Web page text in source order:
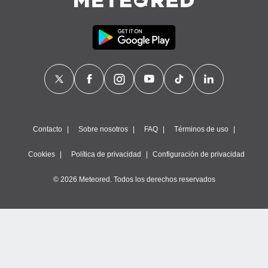
1199
Contacto Sobre nosotros FAQ Términos de uso
Cookies Política de privacidad Configuración de privacidad
© 2026 Meteored. Todos los derechos reservados